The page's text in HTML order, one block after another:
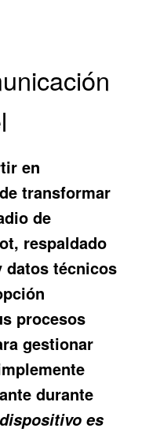
en
transformar
de
, respaldado
datos técnicos
procesos
gestionar
durante
es